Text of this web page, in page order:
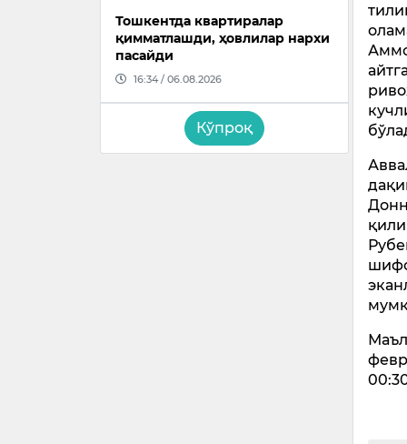
Тошкентда квартиралар
қимматлашди, ҳовлилар нархи
пасайди
16:34 / 06.08.2026
Кўпроқ